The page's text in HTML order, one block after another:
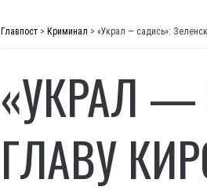
Главпост > Криминал > «Украл — садись»:
«УКРАЛ —
ГЛАВУ